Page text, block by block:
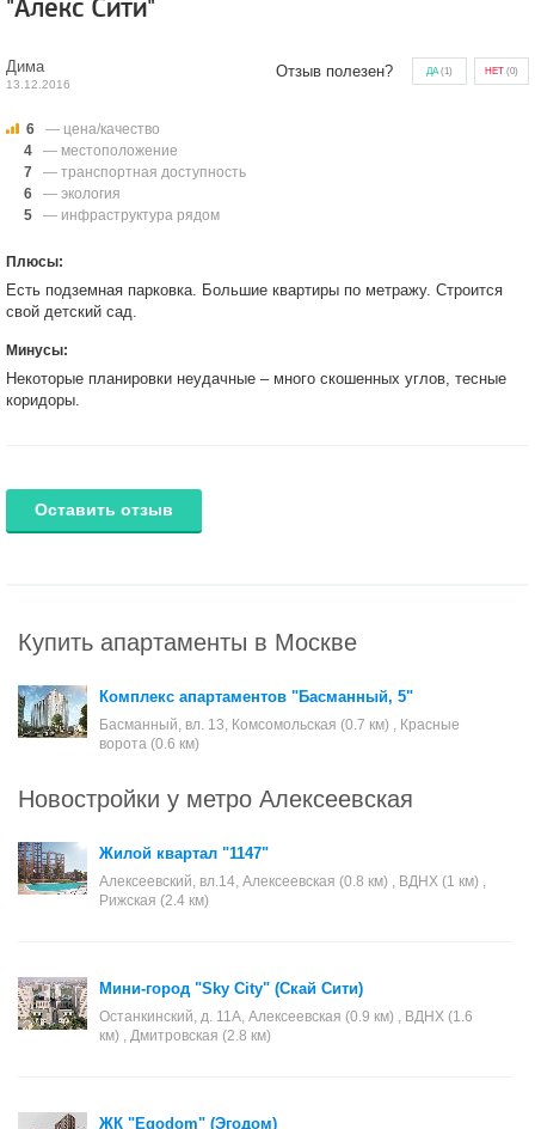
"Алекс Сити"
Дима
13.12.2016
Отзыв полезен? ДА(1) НЕТ (0)
6
— цена/качество
4
— местоположение
7
— транспортная доступность
6
— экология
5
— инфраструктура рядом
Плюсы:
Есть подземная парковка. Большие квартиры по метражу. Строится
свой детский сад.
Минусы:
Некоторые планировки неудачные – много скошенных углов, тесные
коридоры.
Оставить отзыв
Купить апартаменты в Москве
Комплекс апартаментов "Басманный, 5"
Басманный, вл. 13, Комсомольская (0.7 км) , Красные
ворота (0.6 км)
Новостройки у метро Алексеевская
Жилой квартал "1147"
Алексеевский, вл.14, Алексеевская (0.8 км) , ВДНХ (1 км) ,
Рижская (2.4 км)
Мини-город "Sky City" (Скай Сити)
Останкинский, д. 11А, Алексеевская (0.9 км) , ВДНХ (1.6
км) , Дмитровская (2.8 км)
ЖК "Egodom" (Эгодом)